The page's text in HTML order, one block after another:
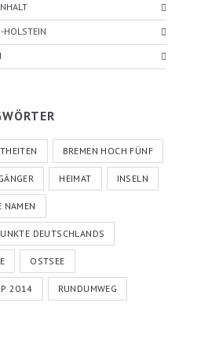
HOLSTEIN
BREMEN HOCH FÜNF
HEIMAT INSELN
NAMEN
DEUTSCHLANDS
OSTSEE
2014 RUNDUMWEG